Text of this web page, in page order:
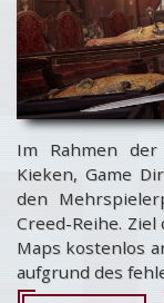
Im Rahmen
Kieken, Game
den
Creed-Reihe.
Maps kostenlos
aufgrund des